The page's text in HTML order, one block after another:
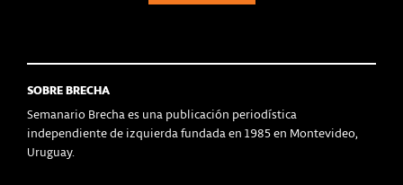
SOBRE BRECHA
Semanario Brecha es una publicación periodística
independiente de izquierda fundada en 1985 en Montevideo,
Uruguay.